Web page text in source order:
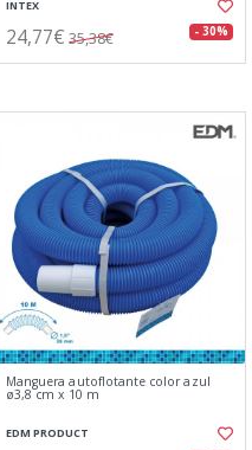
INTEX
24,77€ 35,38€ - 30%
Manguera autoflotante color azul
ø3,8 cm x 10 m
EDM PRODUCT